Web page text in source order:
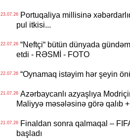
23.07.26Portuqaliya millisinə
pul itkisi...
22.07.26“Neftçi“ bütün dünyada
etdi - RƏSMİ - FOTO
22.07.26“Oynamaq istəyim hər şeyin
21.07.26Azərbaycanlı azyaşlıya
Maliyyə məsələsinə görə qalıb
21.07.26Finaldan sonra qalmaqal –
başladı